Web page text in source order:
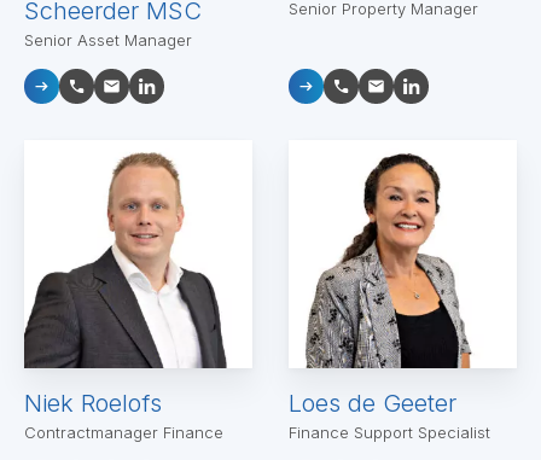
Scheerder MSC
Senior Asset Manager
Senior Property Manager
Niek Roelofs
Contractmanager Finance
Loes de Geeter
Finance Support Specialist